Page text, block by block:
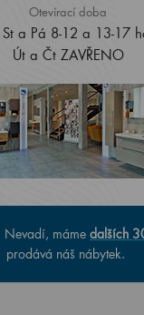
Otevírací doba
St a Pá 8-12 a 13-17
Út a Čt ZAVŘENO
Nevadí, máme dalších
prodává náš nábytek.